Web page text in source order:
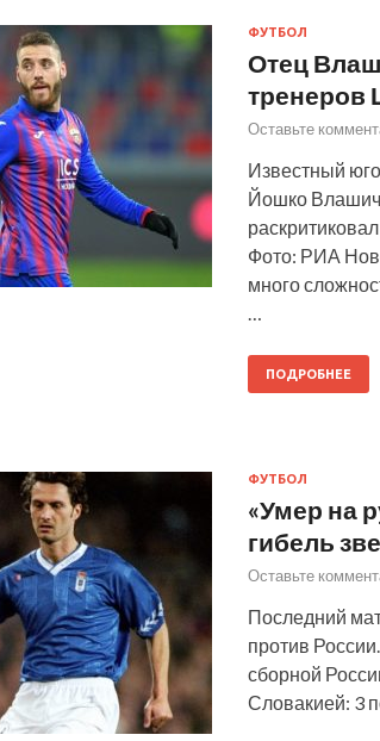
ФУТБОЛ
Отец
тренеров
Оставьте
Известный
Йошко
Фото: РИА
много
…
ПОДРОБНЕЕ
ФУТБОЛ
«Умер на
гибель
Оставьте
Последний
против
сборной
Словакией: 3